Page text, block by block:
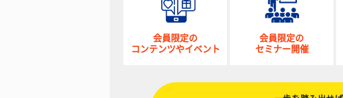
会員限定の
コンテンツやイベント
会員限定の
セミナー開催